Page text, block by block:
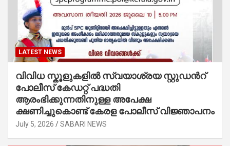
LATEST NEWS
വിവിധ സ്കൂളുകളില്‍ സ്വയാശ്രയ സ്റ്റുഡന്‍റ്
പോലീസ് കേഡറ്റ് പദ്ധതി
ആരംഭിക്കുന്നതിനുള്ള അപേക്ഷ
ക്ഷണിച്ചുകൊണ്ട് കേരള പോലീസ് വിജ്ഞാപനം
July 5, 2026 SABARI NEWS